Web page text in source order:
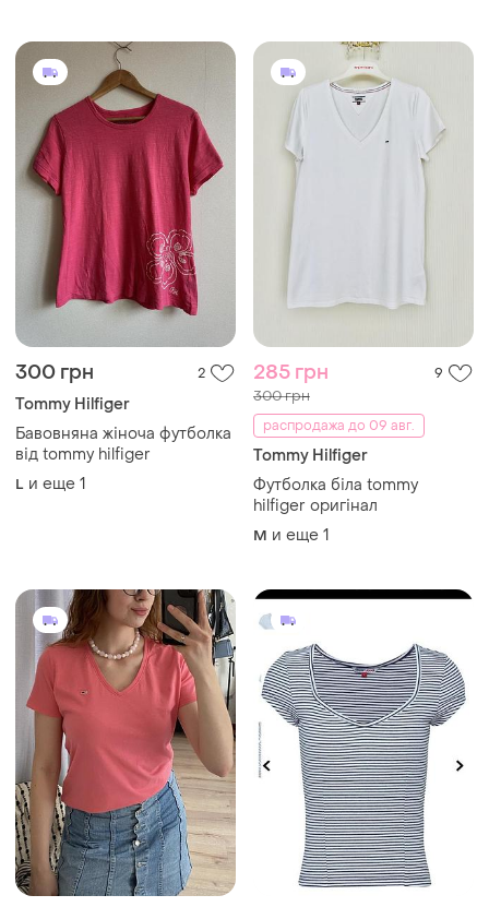
300 грн 2
Tommy Hilfiger
Бавовняна жіноча футболка
від tommy hilfiger
L и еще 1
285 грн 9
300 грн
распродажа до 09 авг.
Tommy Hilfiger
Футболка біла tommy
hilfiger оригінал
M и еще 1